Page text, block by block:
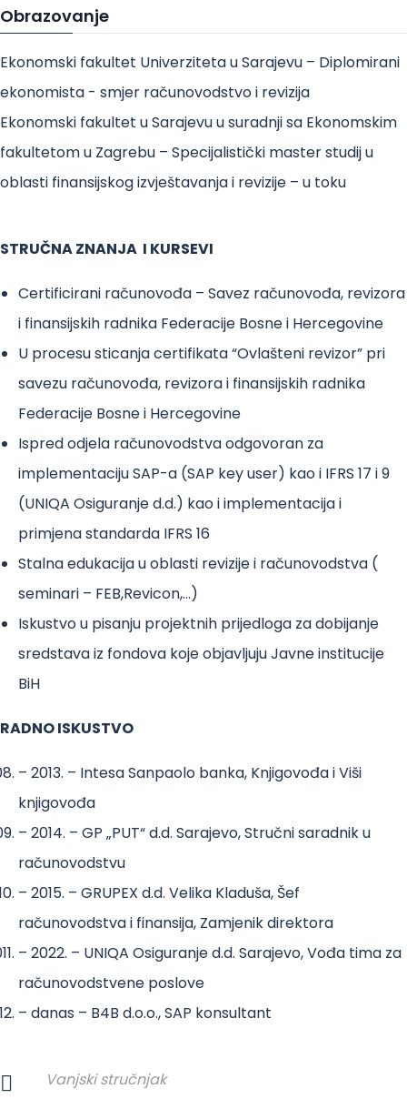
Obrazovanje
Ekonomski fakultet Univerziteta u Sarajevu – Diplomirani
ekonomista - smjer računovodstvo i revizija
Ekonomski fakultet u Sarajevu u suradnji sa Ekonomskim
fakultetom u Zagrebu – Specijalistički master studij u
oblasti finansijskog izvještavanja i revizije – u toku
STRUČNA ZNANJA I KURSEVI
Certificirani računovođa – Savez računovođa, revizora
i finansijskih radnika Federacije Bosne i Hercegovine
U procesu sticanja certifikata “Ovlašteni revizor” pri
savezu računovođa, revizora i finansijskih radnika
Federacije Bosne i Hercegovine
Ispred odjela računovodstva odgovoran za
implementaciju SAP-a (SAP key user) kao i IFRS 17 i 9
(UNIQA Osiguranje d.d.) kao i implementacija i
primjena standarda IFRS 16
Stalna edukacija u oblasti revizije i računovodstva (
seminari – FEB,Revicon,…)
Iskustvo u pisanju projektnih prijedloga za dobijanje
sredstava iz fondova koje objavljuju Javne institucije
BiH
RADNO ISKUSTVO
– 2013. – Intesa Sanpaolo banka, Knjigovođa i Viši
knjigovođa
– 2014. – GP „PUT“ d.d. Sarajevo, Stručni saradnik u
računovodstvu
– 2015. – GRUPEX d.d. Velika Kladuša, Šef
računovodstva i finansija, Zamjenik direktora
– 2022. – UNIQA Osiguranje d.d. Sarajevo, Vođa tima za
računovodstvene poslove
– danas – B4B d.o.o., SAP konsultant
Vanjski stručnjak